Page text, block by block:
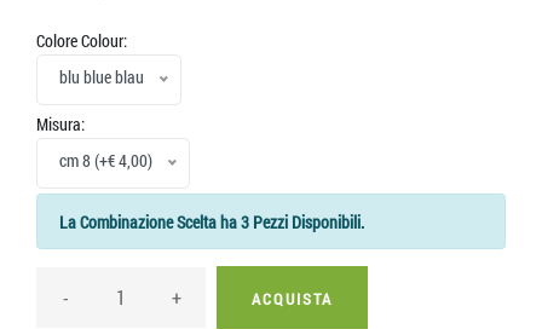
Colore Colour:
blu blue blau
Misura:
cm 8 (+€ 4,00)
La Combinazione Scelta ha 3 Pezzi Disponibili.
- + ACQUISTA